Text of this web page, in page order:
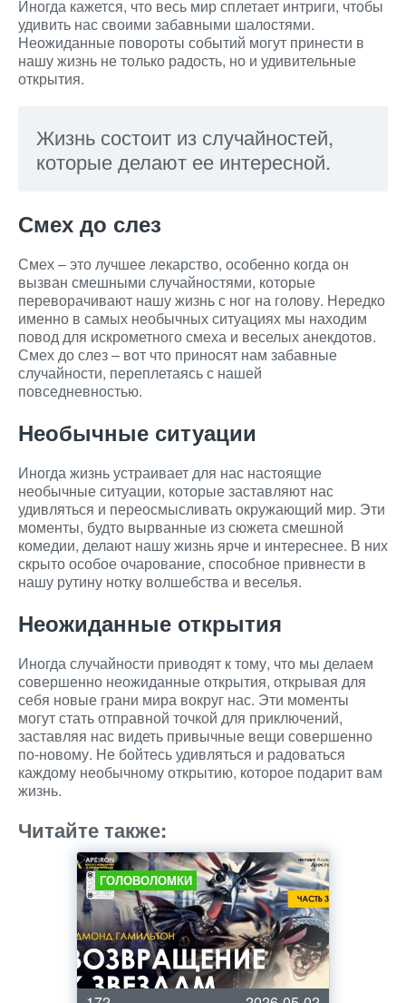
Иногда кажется, что весь мир сплетает интриги, чтобы
удивить нас своими забавными шалостями.
Неожиданные повороты событий могут принести в
нашу жизнь не только радость, но и удивительные
открытия.
Жизнь состоит из случайностей,
которые делают ее интересной.
Смех до слез
Смех – это лучшее лекарство, особенно когда он
вызван смешными случайностями, которые
переворачивают нашу жизнь с ног на голову. Нередко
именно в самых необычных ситуациях мы находим
повод для искрометного смеха и веселых анекдотов.
Смех до слез – вот что приносят нам забавные
случайности, переплетаясь с нашей
повседневностью.
Необычные ситуации
Иногда жизнь устраивает для нас настоящие
необычные ситуации, которые заставляют нас
удивляться и переосмысливать окружающий мир. Эти
моменты, будто вырванные из сюжета смешной
комедии, делают нашу жизнь ярче и интереснее. В них
скрыто особое очарование, способное привнести в
нашу рутину нотку волшебства и веселья.
Неожиданные открытия
Иногда случайности приводят к тому, что мы делаем
совершенно неожиданные открытия, открывая для
себя новые грани мира вокруг нас. Эти моменты
могут стать отправной точкой для приключений,
заставляя нас видеть привычные вещи совершенно
по-новому. Не бойтесь удивляться и радоваться
каждому необычному открытию, которое подарит вам
жизнь.
Читайте также:
ГОЛОВОЛОМКИ